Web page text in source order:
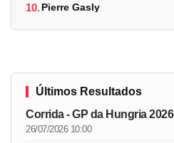
10.Pierre Gasly
Últimos Resultados
Corrida - GP da Hungria 2026
26/07/2026 10:00